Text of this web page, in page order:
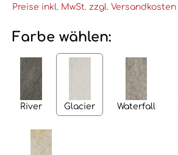
Preise inkl. MwSt. zzgl. Versandkosten
Farbe wählen:
River Glacier Waterfall